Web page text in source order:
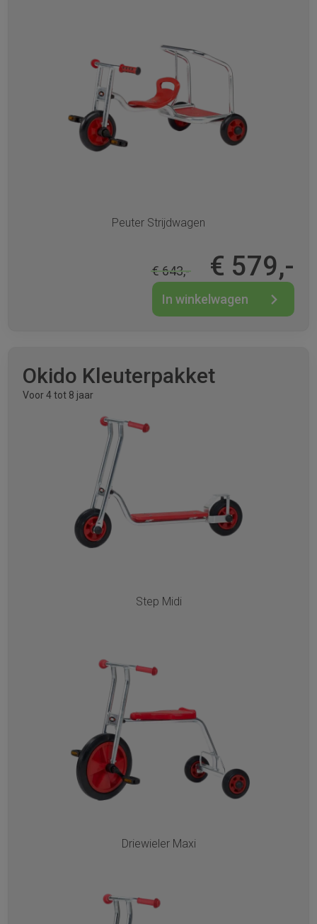
Peuter Strijdwagen
€ 643,- € 579,-
In winkelwagen
Okido Kleuterpakket
Voor 4 tot 8 jaar
Step Midi
Driewieler Maxi